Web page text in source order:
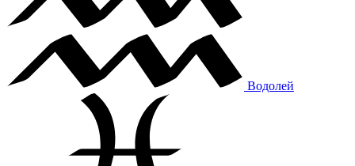
Водолей